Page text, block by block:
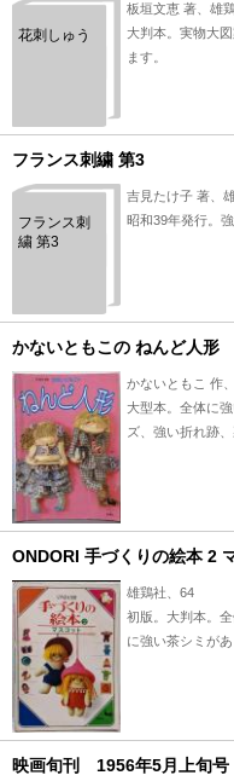
花刺しゅう
板垣文恵 著、雄
大判本。実物大
ます。
フランス刺繍 第3
フランス刺
繍 第3
吉見たけ子 著、
昭和39年発行。
かないともこの ねんど人形
かないともこ 作
大型本。全体に
ズ、強い折れ跡
ONDORI 手づくりの絵本 2
雄鶏社、64
初版。大判本。
に強い茶シミがあ
映画旬刊 1956年5月上旬号